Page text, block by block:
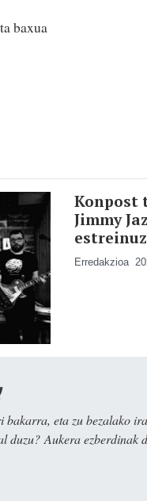
baxua
Konpost
Jimmy
Erredakzioa
eta zu bezalako
duzu? Aukera ezberdinak